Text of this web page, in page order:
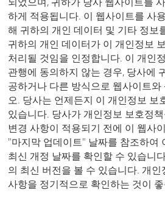
하게 적용됩니다. 이 웹사이트를 사
해 귀하의 개인 데이터 및 기타 정보
귀하의 개인 데이터가 이 개인정보
처리될 것임을 인정합니다. 이 개인
관행에 동의하지 않는 경우, 당사에
공하거나 다른 방식으로 웹사이트
오. 당사는 언제든지 이 개인정보 보
있습니다. 당사가 개인정보 보호정
변경 사항이 적용되기 전에 이 웹사
"마지막 업데이트" 날짜를 참조하여
최신 개정 날짜를 확인할 수 있습니
의 최신 버전을 볼 수 있습니다. 개
사항을 정기적으로 확인하는 것이